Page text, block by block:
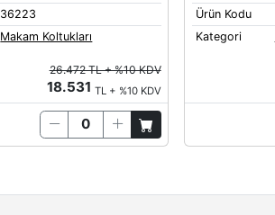
36223
Makam Koltukları
26.472 TL + %10 KDV
18.531 TL + %10 KDV
Ürün Kodu
Kategori